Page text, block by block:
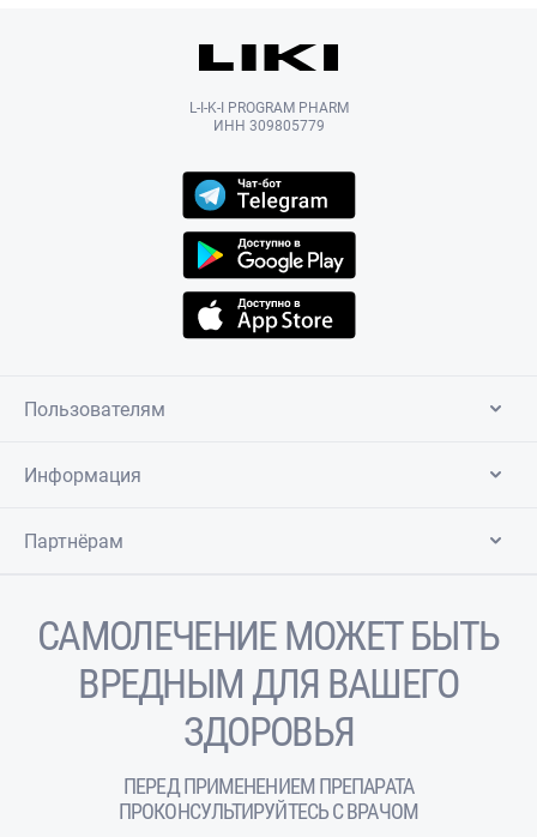
L-I-K-I PROGRAM PHARM
ИНН 309805779
Пользователям
Информация
Партнёрам
САМОЛЕЧЕНИЕ МОЖЕТ БЫТЬ
ВРЕДНЫМ ДЛЯ ВАШЕГО
ЗДОРОВЬЯ
ПЕРЕД ПРИМЕНЕНИЕМ ПРЕПАРАТА
ПРОКОНСУЛЬТИРУЙТЕСЬ С ВРАЧОМ